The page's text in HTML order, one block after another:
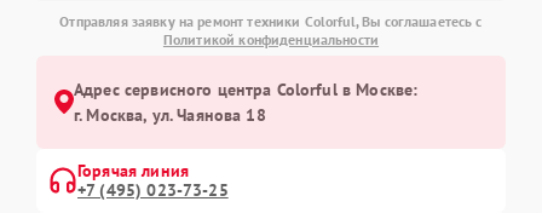
Отправляя заявку на ремонт техники Colorful, Вы соглашаетесь с
Политикой конфиденциальности
Адрес сервисного центра Colorful в Москве:
г. Москва, ул. Чаянова 18
Горячая линия
+7 (495) 023-73-25